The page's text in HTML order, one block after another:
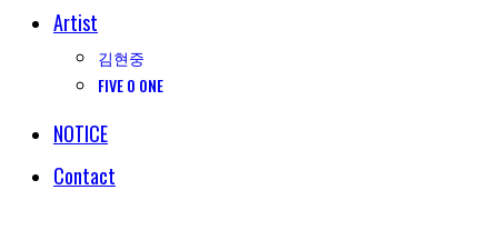
Artist
김현중
FIVE O ONE
NOTICE
Contact